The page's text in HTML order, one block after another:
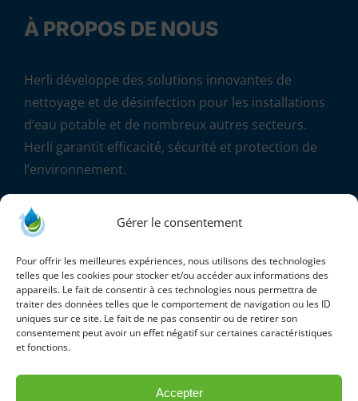
Gérer le consentement
Pour offrir les meilleures expériences, nous utilisons des technologies
telles que les cookies pour stocker et/ou accéder aux informations des
appareils. Le fait de consentir à ces technologies nous permettra de
traiter des données telles que le comportement de navigation ou les ID
uniques sur ce site. Le fait de ne pas consentir ou de retirer son
consentement peut avoir un effet négatif sur certaines caractéristiques
et fonctions.
Accepter
À PROPOS DE NOUS
Herli développe des solutions innovantes de
nettoyage et de désinfection pour les installations
d’eau potable et de nombreux autres secteurs.
Herli garantit efficacité, sécurité et protection de
l’environnement.
«
Marcel THOMAS – fondateur de la société HERLI